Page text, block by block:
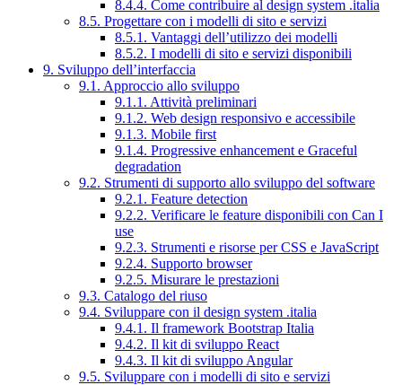
8.4.4. Come contribuire al design system .italia
8.5. Progettare con i modelli di sito e servizi
8.5.1. Vantaggi dell’utilizzo dei modelli
8.5.2. I modelli di sito e servizi disponibili
9. Sviluppo dell’interfaccia
9.1. Approccio allo sviluppo
9.1.1. Attività preliminari
9.1.2. Web design responsivo e accessibile
9.1.3. Mobile first
9.1.4. Progressive enhancement e Graceful
degradation
9.2. Strumenti di supporto allo sviluppo del software
9.2.1. Feature detection
9.2.2. Verificare le feature disponibili con Can I
use
9.2.3. Strumenti e risorse per CSS e JavaScript
9.2.4. Supporto browser
9.2.5. Misurare le prestazioni
9.3. Catalogo del riuso
9.4. Sviluppare con il design system .italia
9.4.1. Il framework Bootstrap Italia
9.4.2. Il kit di sviluppo React
9.4.3. Il kit di sviluppo Angular
9.5. Sviluppare con i modelli di sito e servizi